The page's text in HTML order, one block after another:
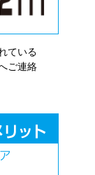
ている
ご連絡